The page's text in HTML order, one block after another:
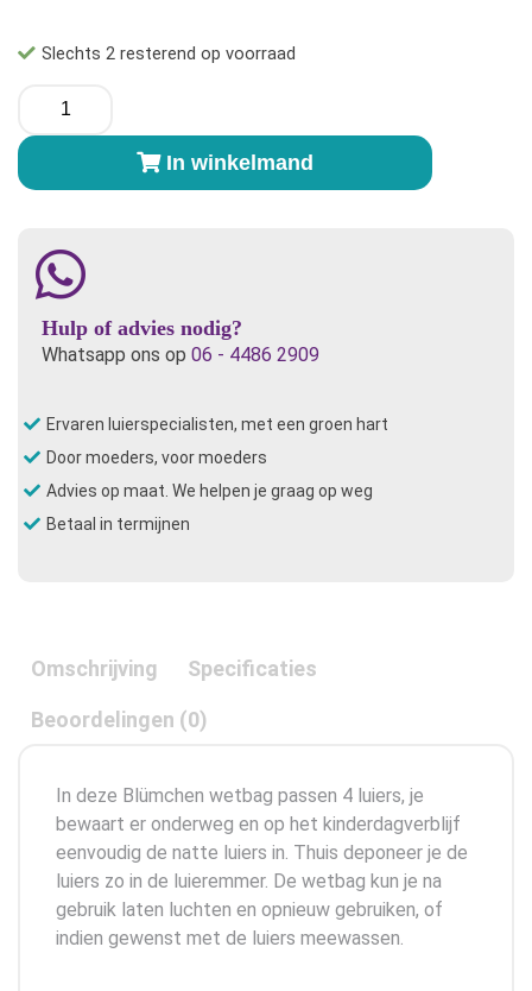
Slechts 2 resterend op voorraad
Blümchen
(4
luiers)
aantal
In winkelmand
Hulp of advies nodig?
Whatsapp ons op 06 - 4486 2909
Ervaren luierspecialisten, met een groen hart
Door moeders, voor moeders
Advies op maat. We helpen je graag op weg
Betaal in termijnen
Omschrijving Specificaties
Beoordelingen (0)
In deze Blümchen wetbag passen 4 luiers, je
bewaart er onderweg en op het kinderdagverblijf
eenvoudig de natte luiers in. Thuis deponeer je de
luiers zo in de luieremmer. De wetbag kun je na
gebruik laten luchten en opnieuw gebruiken, of
indien gewenst met de luiers meewassen.